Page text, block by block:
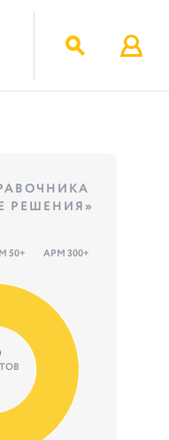
РЕШЕНИЯ»
50+ АРМ 300+